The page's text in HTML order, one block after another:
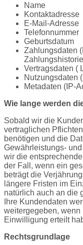
Name
Kontaktadresse
E-Mail-Adresse
Telefonnummer
Geburtsdatum
Zahlungsdaten
Vertragsdaten (
Nutzungsdaten
Metadaten (IP-
Wie lange werden
Sobald wir die
vertraglichen
benötigen und die
Gewährleistungs-
wir die
der Fall, wenn ein
beträgt die
längere Fristen im
natürlich auch an die
Ihre Kundendaten
weitergegeben,
Einwilligung erteilt
Rechtsgrundlage